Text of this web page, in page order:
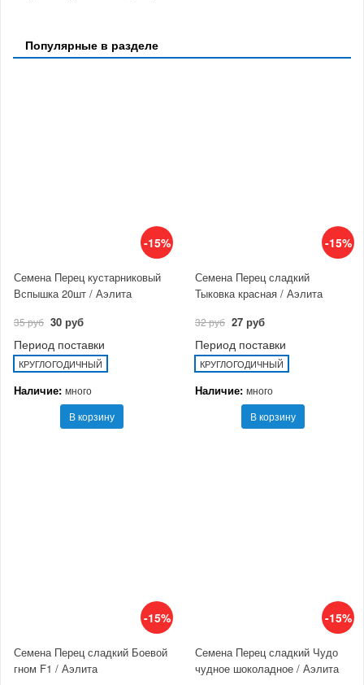
Популярные в разделе
-15%
Семена Перец кустарниковый
Вспышка 20шт / Аэлита
35 руб 30 руб
Период поставки
КРУГЛОГОДИЧНЫЙ
Наличие: много
В корзину
-15%
Семена Перец сладкий
Тыковка красная / Аэлита
32 руб 27 руб
Период поставки
КРУГЛОГОДИЧНЫЙ
Наличие: много
В корзину
-15%
Семена Перец сладкий Боевой
гном F1 / Аэлита
-15%
Семена Перец сладкий Чудо
чудное шоколадное / Аэлита